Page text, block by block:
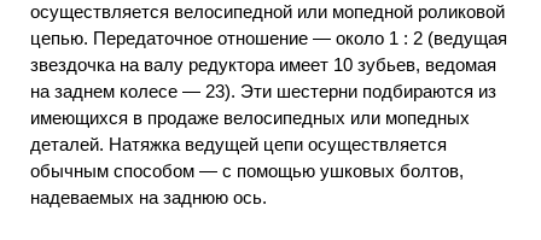
осуществляется велосипедной или мопедной роликовой
цепью. Передаточное отношение — около 1 : 2 (ведущая
звездочка на валу редуктора имеет 10 зубьев, ведомая
на заднем колесе — 23). Эти шестерни подбираются из
имеющихся в продаже велосипедных или мопедных
деталей. Натяжка ведущей цепи осуществляется
обычным способом — с помощью ушковых болтов,
надеваемых на заднюю ось.